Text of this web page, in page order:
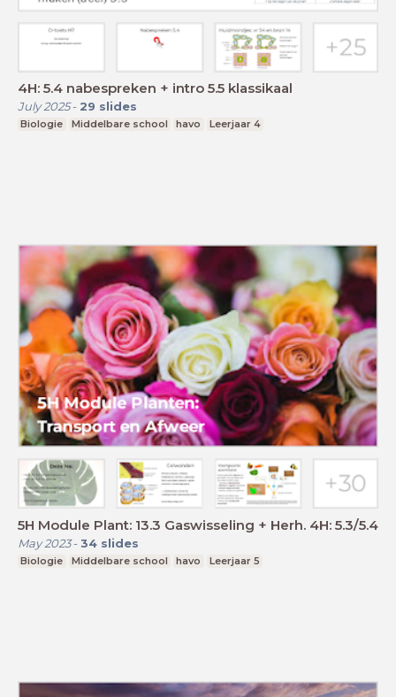
4H: 5.4 nabespreken + intro 5.5 klassikaal
July 2025- 29 slides
Biologie Middelbare school havo Leerjaar 4
5H Module Plant: 13.3 Gaswisseling + Herh. 4H: 5.3/5.4
May 2023- 34 slides
Biologie Middelbare school havo Leerjaar 5